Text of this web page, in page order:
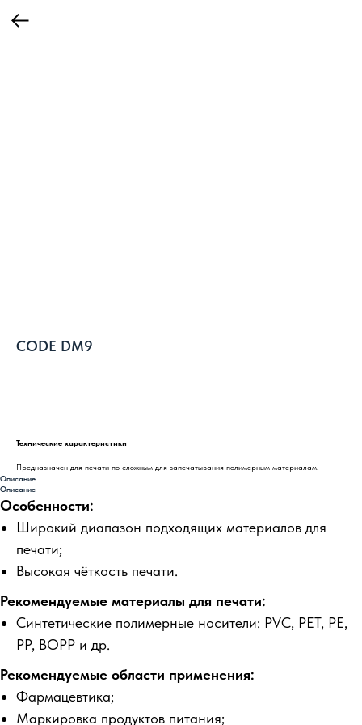
CODE DM9
Технические характеристики
Предназначен для печати по сложным для запечатывания полимерным материалам.
Описание
Описание
Особенности:
Широкий диапазон подходящих материалов для
печати;
Высокая чёткость печати.
Рекомендуемые материалы для печати:
Синтетические полимерные носители: PVC, PET, PE,
PP, BOPP и др.
Рекомендуемые области применения:
Фармацевтика;
Маркировка продуктов питания;